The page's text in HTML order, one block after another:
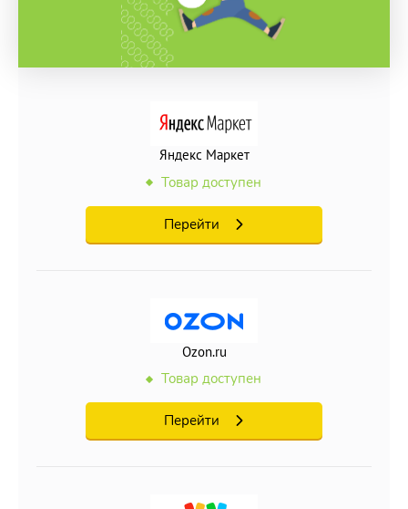
Яндекс Маркет
Товар доступен
Перейти
Ozon.ru
Товар доступен
Перейти